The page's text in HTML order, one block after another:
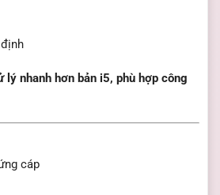
lý nhanh hơn bản i5, phù hợp công
cáp